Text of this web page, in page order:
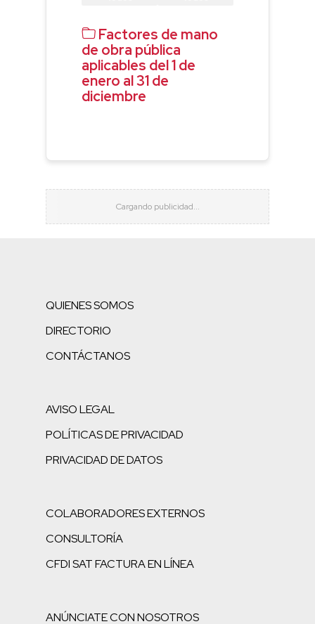
Factores de mano
de obra pública
aplicables del 1 de
enero al 31 de
diciembre
QUIENES SOMOS
DIRECTORIO
CONTÁCTANOS
AVISO LEGAL
POLÍTICAS DE PRIVACIDAD
PRIVACIDAD DE DATOS
COLABORADORES EXTERNOS
CONSULTORÍA
CFDI SAT FACTURA EN LÍNEA
ANÚNCIATE CON NOSOTROS